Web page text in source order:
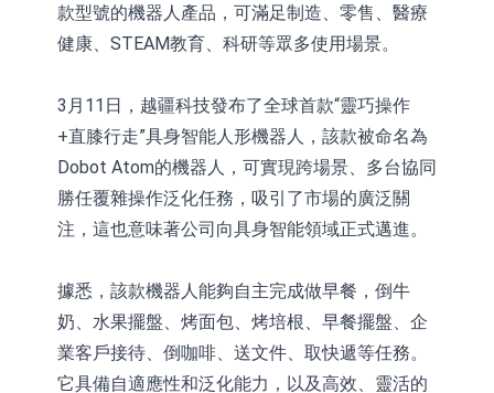
款型號的機器人產品，可滿足制造、零售、醫療
健康、STEAM教育、科研等眾多使用場景。
3月11日，越疆科技發布了全球首款“靈巧操作
+直膝行走”具身智能人形機器人，該款被命名為
Dobot Atom的機器人，可實現跨場景、多台協同
勝任覆雜操作泛化任務，吸引了市場的廣泛關
注，這也意味著公司向具身智能領域正式邁進。
據悉，該款機器人能夠自主完成做早餐，倒牛
奶、水果擺盤、烤面包、烤培根、早餐擺盤、企
業客戶接待、倒咖啡、送文件、取快遞等任務。
它具備自適應性和泛化能力，以及高效、靈活的